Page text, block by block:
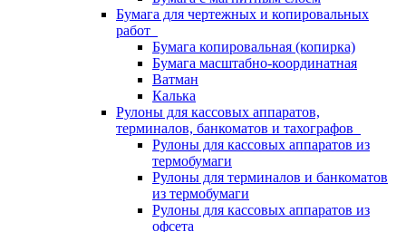
Бумага для чертежных и копировальных
работ
Бумага копировальная (копирка)
Бумага масштабно-координатная
Ватман
Калька
Рулоны для кассовых аппаратов,
терминалов, банкоматов и тахографов
Рулоны для кассовых аппаратов из
термобумаги
Рулоны для терминалов и банкоматов
из термобумаги
Рулоны для кассовых аппаратов из
офсета